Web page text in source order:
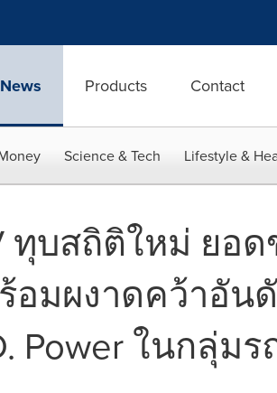
News Products Contact
Science & Tech Lifestyle &
ทุบสถิติใหม่ ยอ
อมผงาดคว้าอัน
Power ในกลุ่ม